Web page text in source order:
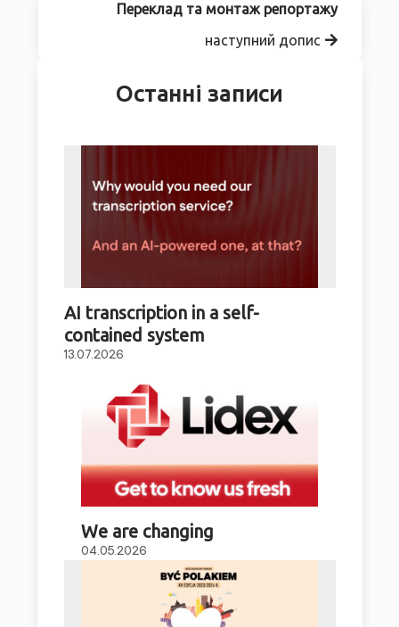
Переклад та монтаж репортажу
наступний допис
Останні записи
AI transcription in a self-
contained system
13.07.2026
We are changing
04.05.2026